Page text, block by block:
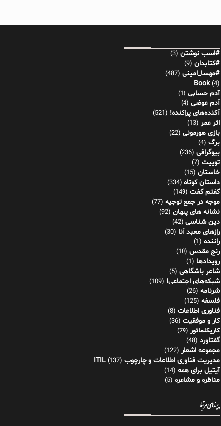
#اسب نوشتن (3)
#کتابدان (9)
#مهسا_امینی (487)
Book(4)
آدم حسابی (1)
آدم عوضی (4)
آکنده‌های پراکنده! (521)
اثر عمر (13)
بازی هورمونی (22)
برگ (4)
بیوگرافی (236)
توییت (7)
خاستان (15)
داستان کوتاه (334)
گفتم گفت (149)
موجه در جمع توجیه (77)
نشانه های پنهان (92)
دین شناسی (42)
رازهای معبد آنا (30)
راننده (1)
رنج مقدس (10)
رویدادها (1)
شاعر باشگاهی (5)
شبکه‌های اجتماعی! (109)
شرنامه (26)
فلسفه (125)
فناوری اطلاعات (8)
کار و موفقیت (36)
کاریکلماتور (79)
گفتاورد (48)
مجموعه اشعار (122)
مدیریت فناوری اطلاعات و چارچوب ITIL (137)
آیتیل برای همه (14)
مناظره و مشاعره (5)
پیوندهای مرتبط